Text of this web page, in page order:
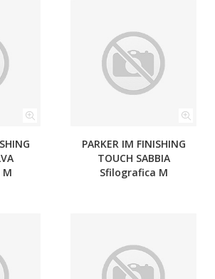
PARKER IM FINISHING
TOUCH SABBIA
Sfilografica M